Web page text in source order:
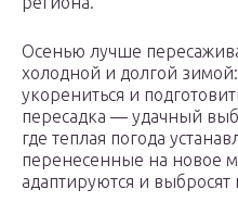
Осенью лучше
холодной и долгой
укорениться и
пересадка — удачный
где теплая погода
перенесенные на новое
адаптируются и выбросят